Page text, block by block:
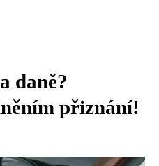
daně?
přiznání!